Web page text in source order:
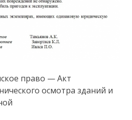
право — Акт
осмотра зданий и